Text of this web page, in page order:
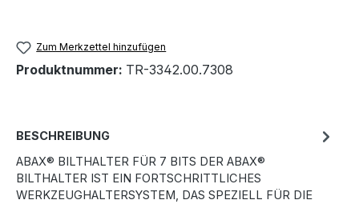
Zum Merkzettel hinzufügen
Produktnummer: TR-3342.00.7308
BESCHREIBUNG
ABAX® BILTHALTER FÜR 7 BITS DER ABAX®
BILTHALTER IST EIN FORTSCHRITTLICHES
WERKZEUGHALTERSYSTEM, DAS SPEZIELL FÜR DIE